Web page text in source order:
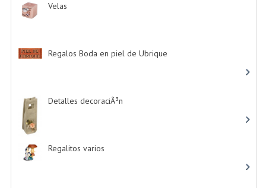
Velas
Regalos Boda en piel de Ubrique
Detalles decoraciÃ³n
Regalitos varios